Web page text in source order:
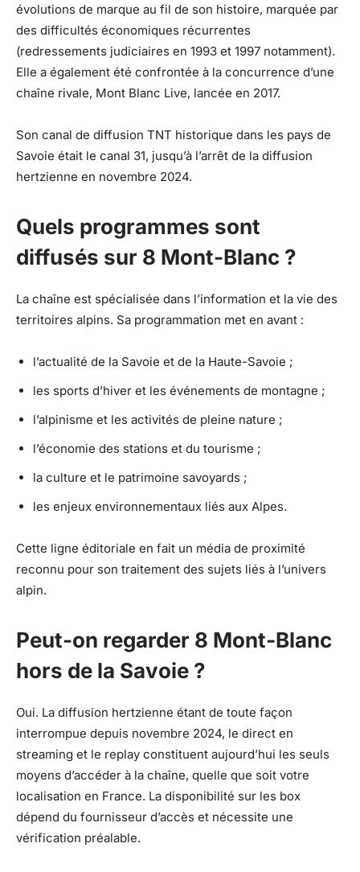
évolutions de marque au fil de son histoire, marquée par
des difficultés économiques récurrentes
(redressements judiciaires en 1993 et 1997 notamment).
Elle a également été confrontée à la concurrence d’une
chaîne rivale, Mont Blanc Live, lancée en 2017.
Son canal de diffusion TNT historique dans les pays de
Savoie était le canal 31, jusqu’à l’arrêt de la diffusion
hertzienne en novembre 2024.
Quels programmes sont
diffusés sur 8 Mont-Blanc ?
La chaîne est spécialisée dans l’information et la vie des
territoires alpins. Sa programmation met en avant :
l’actualité de la Savoie et de la Haute-Savoie ;
les sports d’hiver et les événements de montagne ;
l’alpinisme et les activités de pleine nature ;
l’économie des stations et du tourisme ;
la culture et le patrimoine savoyards ;
les enjeux environnementaux liés aux Alpes.
Cette ligne éditoriale en fait un média de proximité
reconnu pour son traitement des sujets liés à l’univers
alpin.
Peut-on regarder 8 Mont-Blanc
hors de la Savoie ?
Oui. La diffusion hertzienne étant de toute façon
interrompue depuis novembre 2024, le direct en
streaming et le replay constituent aujourd’hui les seuls
moyens d’accéder à la chaîne, quelle que soit votre
localisation en France. La disponibilité sur les box
dépend du fournisseur d’accès et nécessite une
vérification préalable.